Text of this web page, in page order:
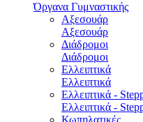
Όργανα Γυμναστικής
Αξεσουάρ
Αξεσουάρ
Διάδρομοι
Διάδρομοι
Ελλειπτικά
Ελλειπτικά
Ελλειπτικά -
Ελλειπτικά -
Κωπηλατικές